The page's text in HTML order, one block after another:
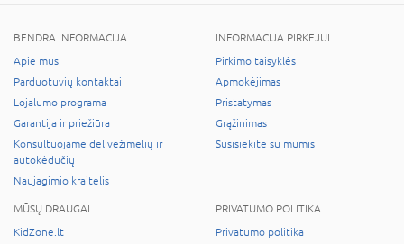
BENDRA INFORMACIJA
Apie mus
Parduotuvių kontaktai
Lojalumo programa
Garantija ir priežiūra
Konsultuojame dėl vežimėlių ir
autokėdučių
Naujagimio kraitelis
INFORMACIJA PIRKĖJUI
Pirkimo taisyklės
Apmokėjimas
Pristatymas
Grąžinimas
Susisiekite su mumis
MŪSŲ DRAUGAI
KidZone.lt
PRIVATUMO POLITIKA
Privatumo politika